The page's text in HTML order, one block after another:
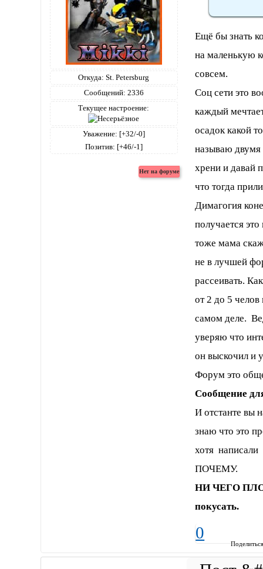
Откуда: St. Petersburg
Сообщений: 2336
Текущее настроение:
Уважение: [+32/-0]
Позитив: [+46/-1]
Ещё бы знать
на маленькую
совсем.
Соц сети это
каждый
осадок какой
называю
хрени и давай
что тогда
Димагогия
получается
тоже мама
не в лучшей
рассеивать.
от 2 до 5 челов
самом деле.
уверяю что
он выскочил и
Форум это
Сообщение
И отстанте вы
знаю что это
хотя написали
ПОЧЕМУ.
НИ ЧЕГО
покусать.
0